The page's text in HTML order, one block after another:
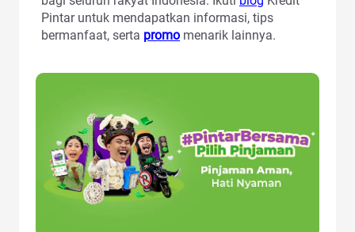
Pintar untuk mendapatkan informasi, tips
bermanfaat, serta promo menarik lainnya.